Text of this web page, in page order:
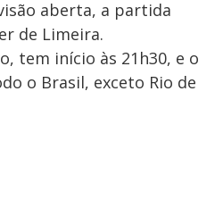
aberta, a partida
de Limeira.
tem início às 21h30, e o
o Brasil, exceto Rio de